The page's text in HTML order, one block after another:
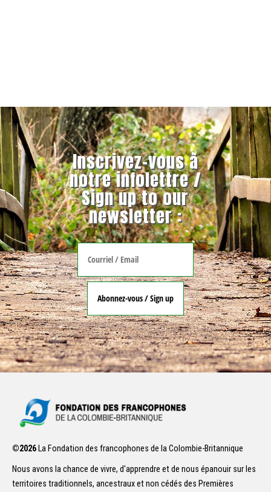
Inscrivez-vous à
notre infolettre /
Sign up to our
newsletter :
©2026 La Fondation des francophones de la Colombie-Britannique
Nous avons la chance de vivre, d'apprendre et de nous épanouir sur les
territoires traditionnels, ancestraux et non cédés des Premières